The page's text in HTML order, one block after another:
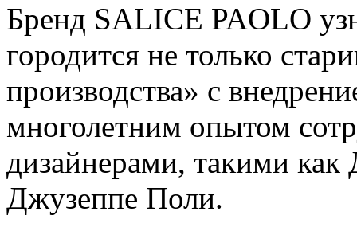
Бренд SALICE PAOLO
городится не только
производства» с
многолетним опытом
дизайнерами, такими
Джузеппе Поли.